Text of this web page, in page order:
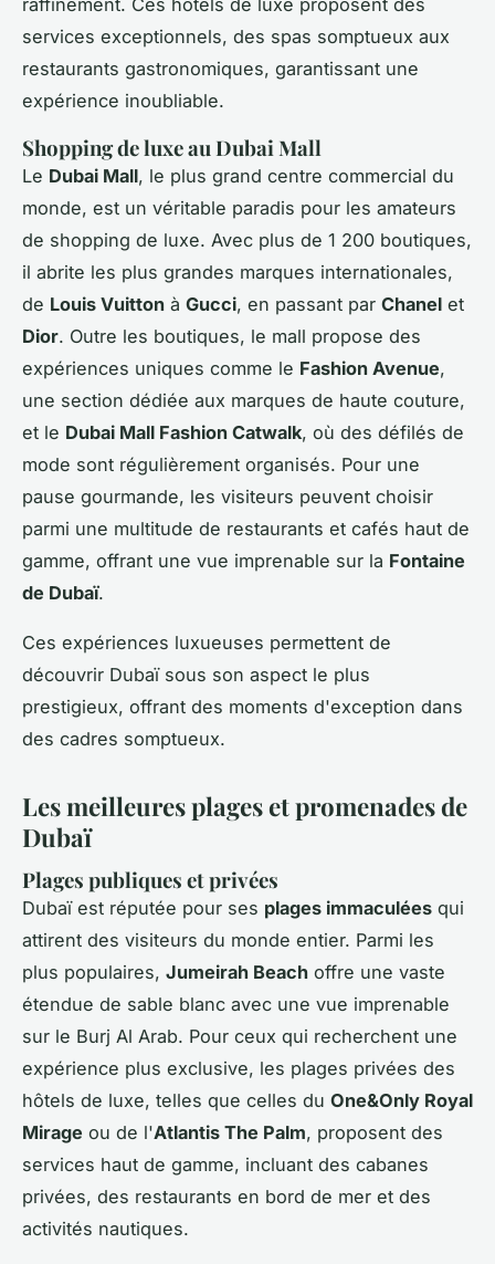
raffinement. Ces hôtels de luxe proposent des
services exceptionnels, des spas somptueux aux
restaurants gastronomiques, garantissant une
expérience inoubliable.
Shopping de luxe au Dubai Mall
Le Dubai Mall, le plus grand centre commercial du
monde, est un véritable paradis pour les amateurs
de shopping de luxe. Avec plus de 1 200 boutiques,
il abrite les plus grandes marques internationales,
de Louis Vuitton à Gucci, en passant par Chanel et
Dior. Outre les boutiques, le mall propose des
expériences uniques comme le Fashion Avenue,
une section dédiée aux marques de haute couture,
et le Dubai Mall Fashion Catwalk, où des défilés de
mode sont régulièrement organisés. Pour une
pause gourmande, les visiteurs peuvent choisir
parmi une multitude de restaurants et cafés haut de
gamme, offrant une vue imprenable sur la Fontaine
de Dubaï.
Ces expériences luxueuses permettent de
découvrir Dubaï sous son aspect le plus
prestigieux, offrant des moments d'exception dans
des cadres somptueux.
Les meilleures plages et promenades de
Dubaï
Plages publiques et privées
Dubaï est réputée pour ses plages immaculées qui
attirent des visiteurs du monde entier. Parmi les
plus populaires, Jumeirah Beach offre une vaste
étendue de sable blanc avec une vue imprenable
sur le Burj Al Arab. Pour ceux qui recherchent une
expérience plus exclusive, les plages privées des
hôtels de luxe, telles que celles du One&Only Royal
Mirage ou de l'Atlantis The Palm, proposent des
services haut de gamme, incluant des cabanes
privées, des restaurants en bord de mer et des
activités nautiques.